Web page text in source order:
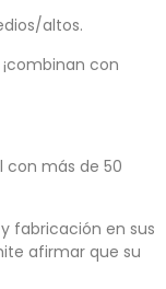
altos.
con
con más de 50
fabricación en sus
afirmar que su